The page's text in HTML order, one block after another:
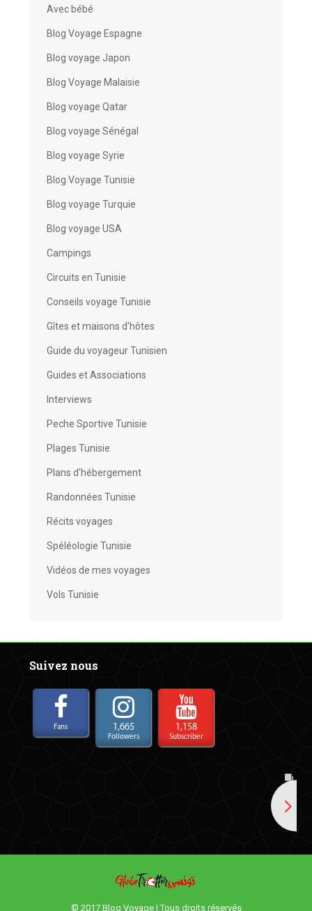
Avec bébé
Blog Voyage Espagne
Blog voyage Japon
Blog Voyage Malaisie
Blog voyage Qatar
Blog voyage Sénégal
Blog voyage Syrie
Blog Voyage Tunisie
Blog voyage Turquie
Blog voyage USA
Campings
Circuits en Tunisie
Conseils voyage Tunisie
Gîtes et maisons d'hôtes
Guide du voyageur Tunisien
Guides et Associations
Interviews
Peche Sportive Tunisie
Plages Tunisie
Plans d'hébergement
Randonnées Tunisie
Récits voyages
Spéléologie Tunisie
Vidéos de mes voyages
Vols Tunisie
Suivez nous
Fans 1,665
Followers
1,158
Subscriber
© 2017 Blog Voyage | Tous droits réservés